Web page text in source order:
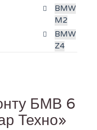
BMW
M2
BMW
Z4
БМВ 6
Техно»